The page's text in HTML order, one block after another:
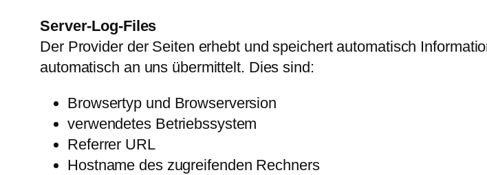
Server-Log-Files
Der Provider der Seiten erhebt und speichert automatisch
automatisch an uns übermittelt. Dies sind:
Browsertyp und Browserversion
verwendetes Betriebssystem
Referrer URL
Hostname des zugreifenden Rechners